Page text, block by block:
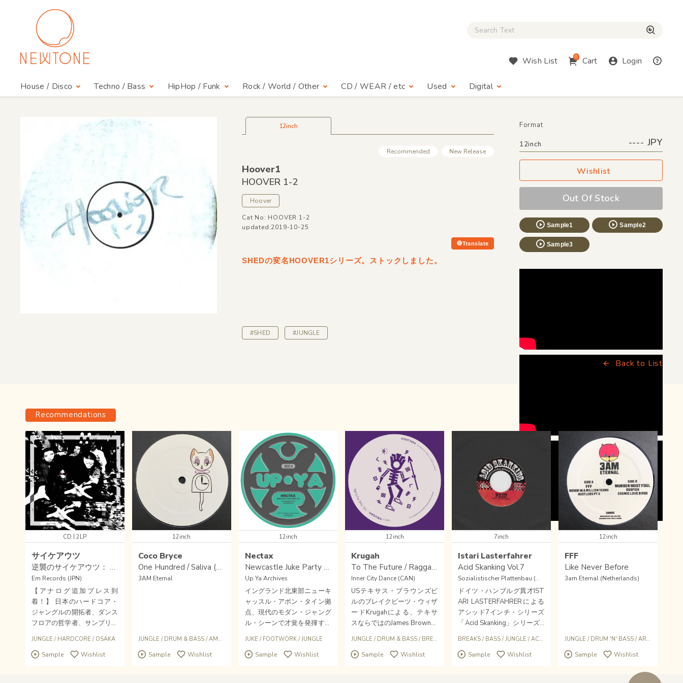
Close Search box
Wish List 0 Cart Login
House / Disco Techno / Bass HipHop / Funk Rock / World / Other CD / WEAR / etc Used Digital
12inch
Recommended New Release
Hoover1
HOOVER 1-2
Hoover
Cat No: HOOVER 1-2
updated:2019-10-25
Translate
Format
12inch ---- JPY
Wishlist
Out Of Stock
Sample1 Sample2
Sample3
SHEDの変名HOOVER1シリーズ。ストックしました。
#SHED #JUNGLE
Back to List
Recommendations
CD |2LP
サイケアウツ
逆襲のサイケアウツ： ベスト・カッツ 1995-2000
Em Records (JPN)
【アナログ追加プレス到
着！】 日本のハードコア・
ジャングルの開拓者、ダンス
フロアの哲学者、サンプリン
動者――激動の90年代関西
アンダーグラウンドに出現し
JUNGLE / HARDCORE / OSAKA
Sample Wishlist
12inch
Coco Bryce
One Hundred / Saliva (2026 Repress)
3AM Eternal
JUNGLE / DRUM & BASS/AMEN BREAK
Sample Wishlist
12inch
Nectax
Newcastle Juke Party EP
Up Ya Archives
イングランド北東部ニューキ
ャッスル・アポン・タイン拠
点、現代のモダン・ジャング
ル・シーンで才覚を発揮する
M160、ネクスト＆フューチ
ャー・ブレイクスをパーカッ
JUKE / FOOTWORK/JUNGLE
Sample Wishlist
12inch
Krugah
To The Future / Raggamuffin Junglist
Inner City Dance (CAN)
USテキサス・ブラウンズビ
ルのブレイクビーツ・ウィザ
ードKrugahによる、テキサ
スならではのJames Brownオ
激烈強力ハードコア・ラガジ
ャンガリズム2トラック12イ
JUNGLE / DRUM & BASS / BREAKBEATS HARDCORE /RAVE
Sample Wishlist
7inch
Istari Lasterfahrer
Acid Skanking Vol.7
Sozialistischer Plattenbau (GER)
ドイツ・ハンブルグ異才IST
ARI LASTERFAHRERによる
アシッド7インチ・シリーズ
「Acid Skanking」シリーズV
BREAKS / BASS /JUNGLE /ACID
Sample Wishlist
12inch
FFF
Like Never Before
3am Eternal (Netherlands)
JUNGLE / DRUM 'N' BASS /ARMEN BREAK
Sample Wishlist